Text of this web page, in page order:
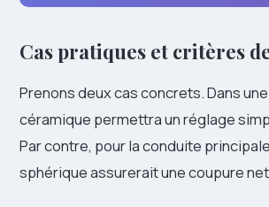
Cas pratiques et critères
Prenons deux cas concrets. Dans
céramique permettra un réglage
Par contre, pour la conduite
sphérique assurerait une coupure